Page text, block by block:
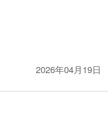
2026年04月19日